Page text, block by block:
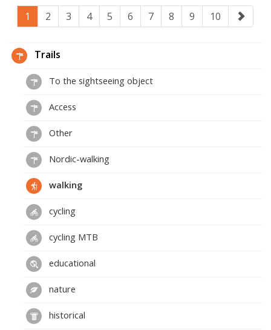
1 2 3 4 5 6 7 8 9 10
Trails
To the sightseeing object
Access
Other
Nordic-walking
walking
cycling
cycling MTB
educational
nature
historical